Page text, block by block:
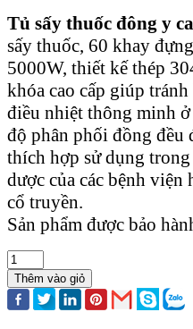
Tủ sấy thuốc đông y
sấy thuốc, 60 khay
5000W, thiết kế thép
khóa cao cấp giúp
điều nhiệt thông minh
độ phân phối đồng đều
thích hợp sử dụng
dược của các bệnh viện
cổ truyền.
Sản phẩm được bảo
Thêm vào giỏ